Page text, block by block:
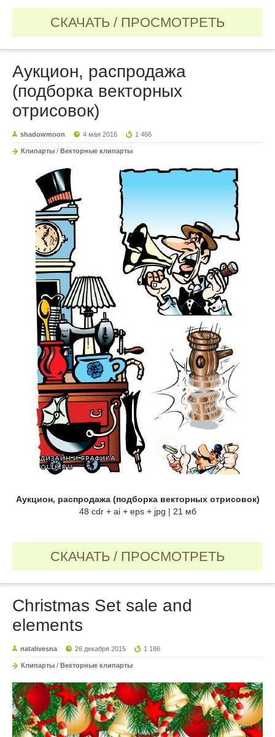
СКАЧАТЬ / ПРОСМОТРЕТЬ
Аукцион, распродажа
(подборка векторных
отрисовок)
shadowmoon 4 мая 2016 1 466
Клипарты / Векторные клипарты
Аукцион, распродажа (подборка векторных отрисовок)
48 cdr + ai + eps + jpg | 21 мб
СКАЧАТЬ / ПРОСМОТРЕТЬ
Christmas Set sale and
elements
natalivesna 26 декабря 2015 1 186
Клипарты / Векторные клипарты